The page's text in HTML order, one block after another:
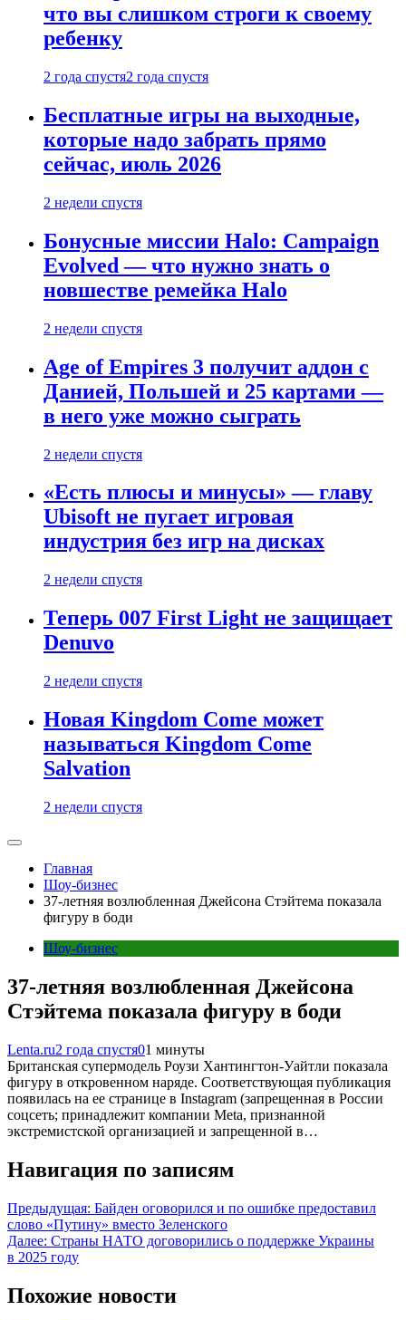
что вы слишком строги к своему
ребенку
2 года спустя2 года спустя
Бесплатные игры на выходные,
которые надо забрать прямо
сейчас, июль 2026
2 недели спустя
Бонусные миссии Halo: Campaign
Evolved — что нужно знать о
новшестве ремейка Halo
2 недели спустя
Age of Empires 3 получит аддон с
Данией, Польшей и 25 картами —
в него уже можно сыграть
2 недели спустя
«Есть плюсы и минусы» — главу
Ubisoft не пугает игровая
индустрия без игр на дисках
2 недели спустя
Теперь 007 First Light не защищает
Denuvo
2 недели спустя
Новая Kingdom Come может
называться Kingdom Come
Salvation
2 недели спустя
Главная
Шоу-бизнес
37-летняя возлюбленная Джейсона Стэйтема показала
фигуру в боди
Шоу-бизнес
37-летняя возлюбленная Джейсона
Стэйтема показала фигуру в боди
Lenta.ru2 года спустя01 минуты
Британская супермодель Роузи Хантингтон-Уайтли показала
фигуру в откровенном наряде. Соответствующая публикация
появилась на ее странице в Instagram (запрещенная в России
соцсеть; принадлежит компании Meta, признанной
экстремистской организацией и запрещенной в…
Навигация по записям
Предыдущая: Байден оговорился и по ошибке предоставил
слово «Путину» вместо Зеленского
Далее: Страны НАТО договорились о поддержке Украины
в 2025 году
Похожие новости